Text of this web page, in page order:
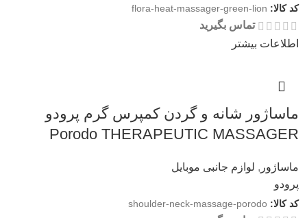
کد کالا: flora-heat-massager-green-lion
تماس بگیرید
اطلاعات بیشتر
ماساژور شانه و گردن کمپرس گرم پرودو
Porodo THERAPEUTIC MASSAGER
ماساژور , لوازم جانبی موبایل
پرودو
کد کالا: shoulder-neck-massage-porodo